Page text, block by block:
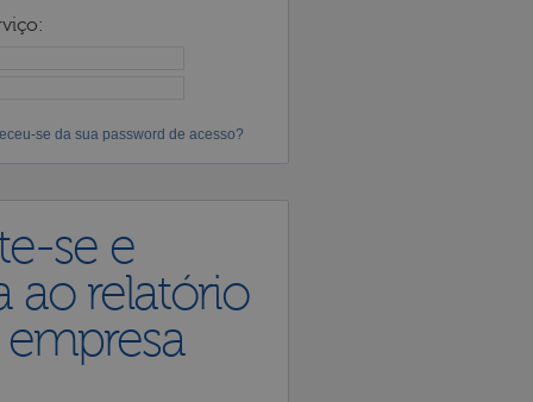
se da sua password de acesso?
se e
ao relatório